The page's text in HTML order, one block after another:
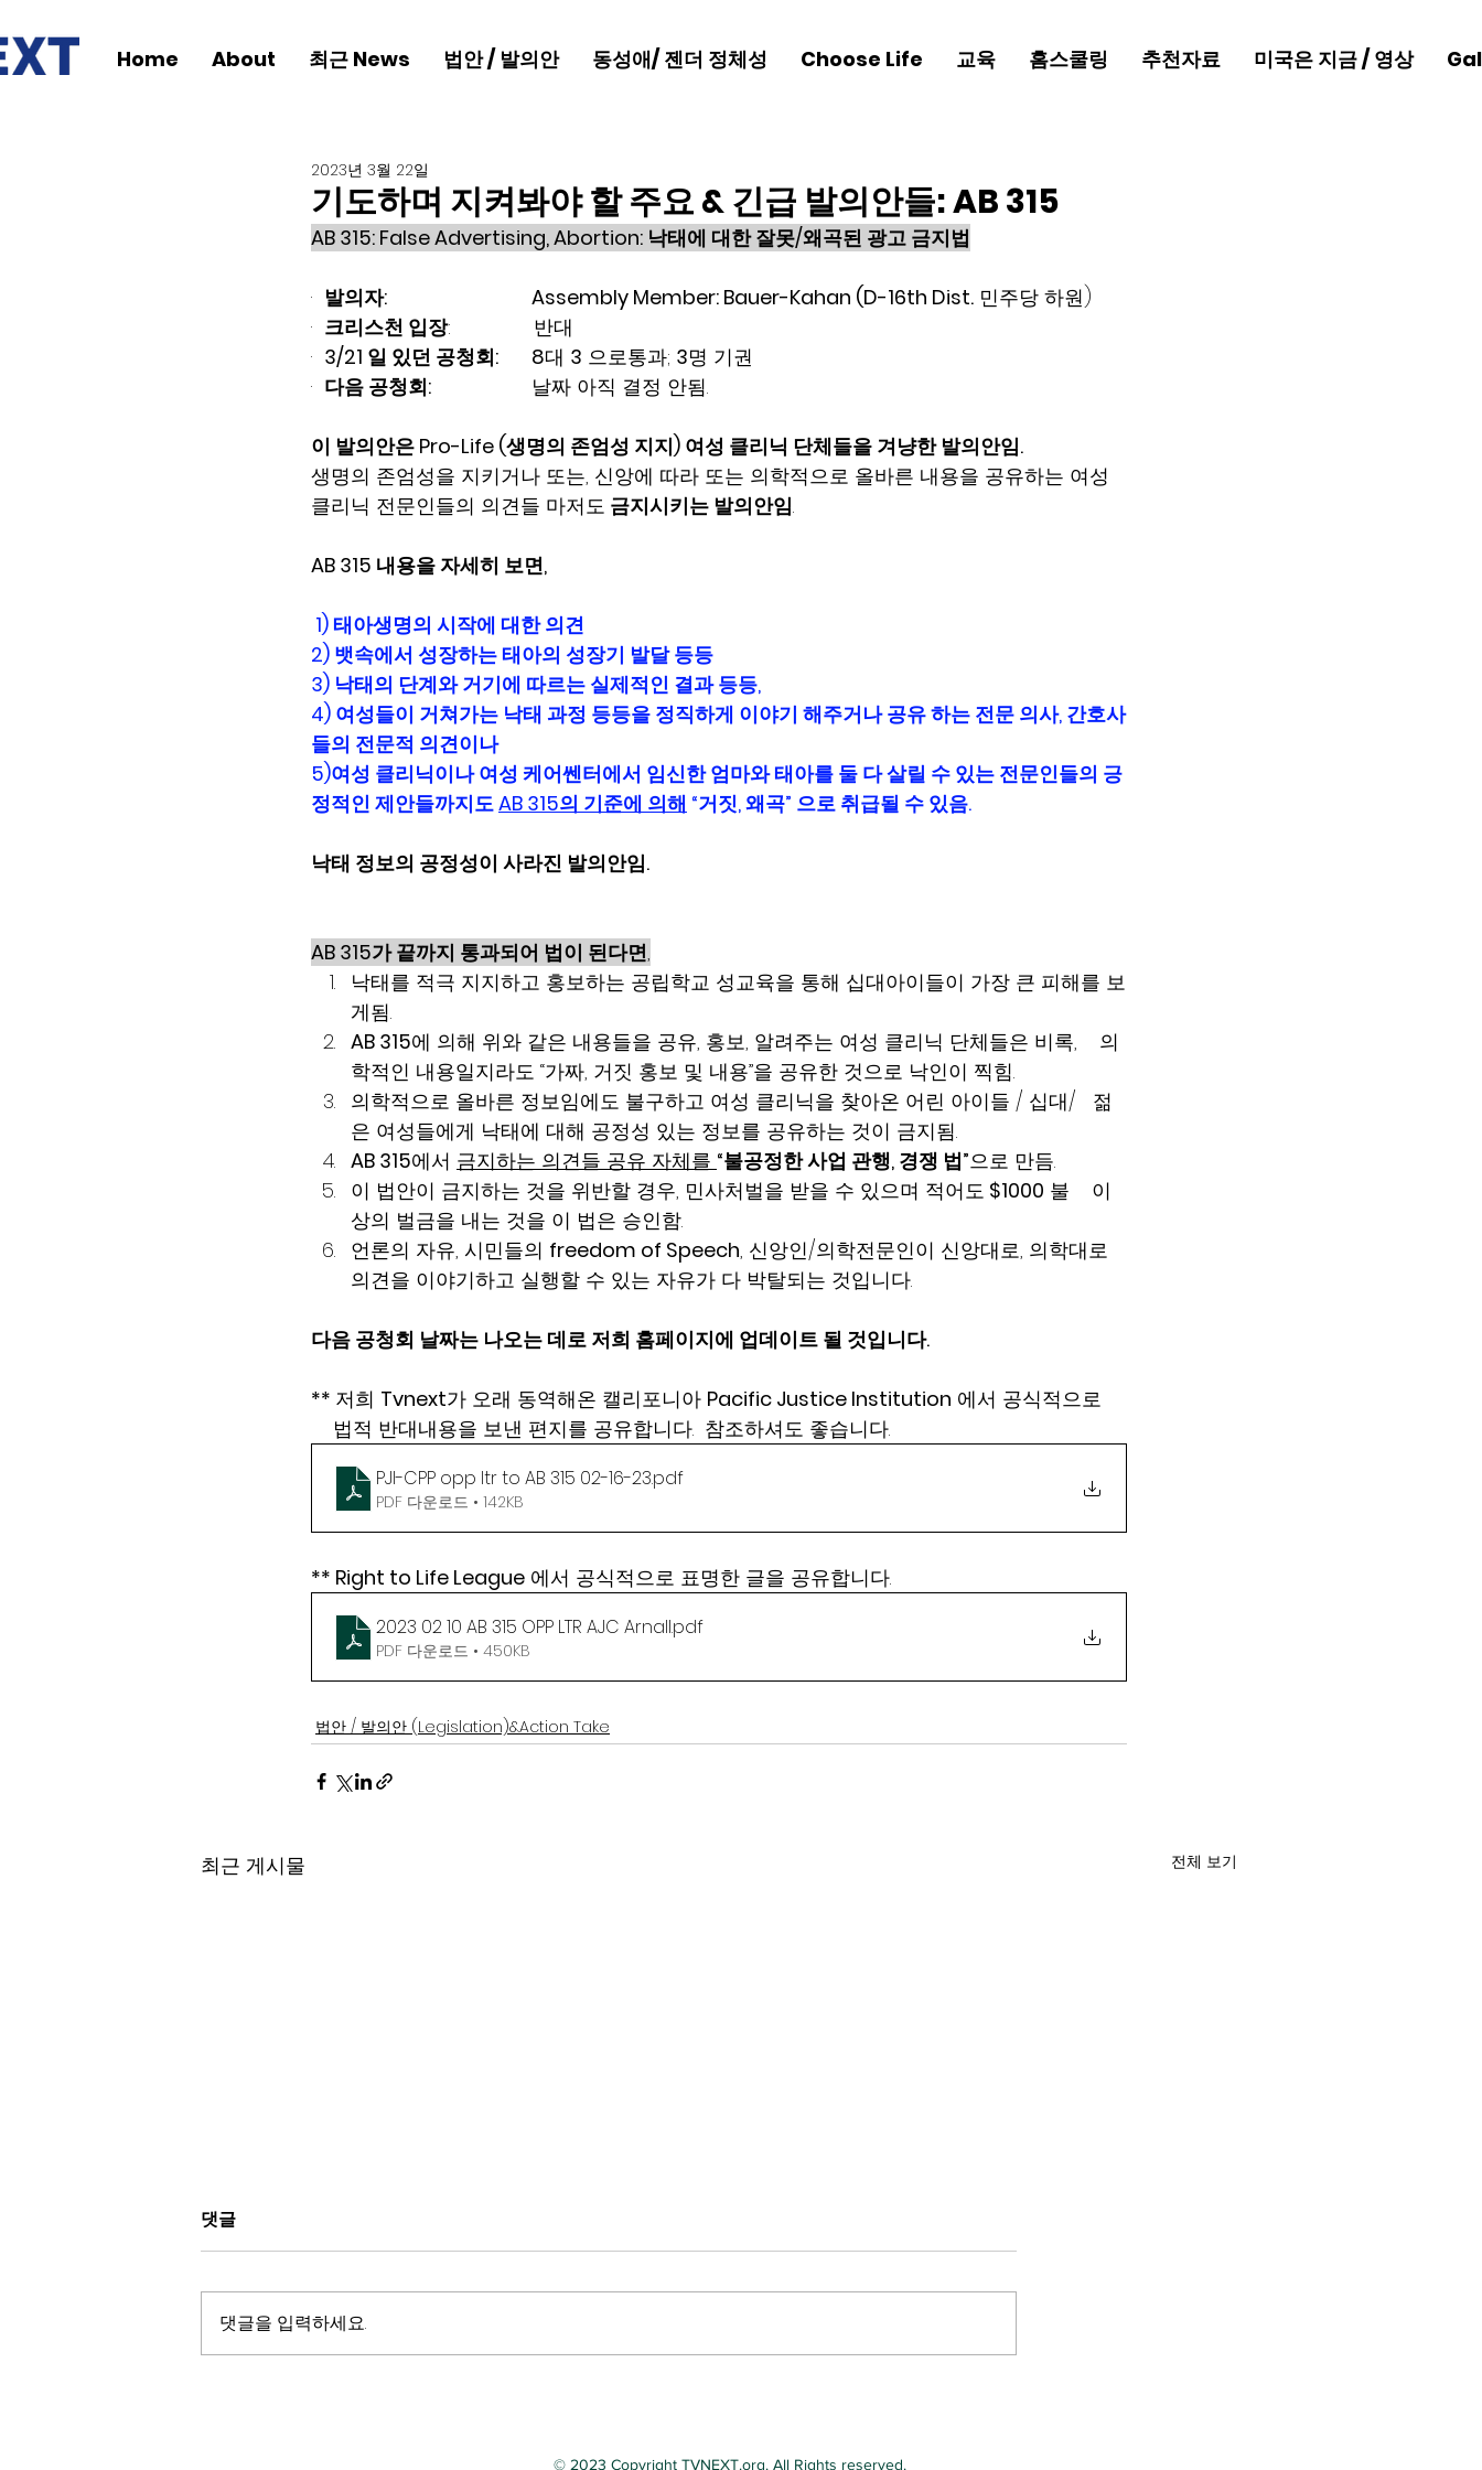
Home About 최근 News 법안 / 발의안 동성애/ 젠더 정체성 Choose Life 교육 홈스쿨링 추천자료 미국은 지금 / 영상
기도하며 지켜봐야 할 주요 & 긴급 발의안들: AB 315
2023년 3월 22일
AB 315: False Advertising, Abortion: 낙태에 대한 잘못/왜곡된 광고 금지법
· 발의자: Assembly Member: Bauer-Kahan (D-16th Dist. 민주당 하원)
· 크리스천 입장:               반대
· 3/21 일 있던 공청회: 8대 3 으로통과; 3명 기권
· 다음 공청회:
  		날짜 아직 결정 안됨.
이 발의안은 Pro-Life (생명의 존엄성 지지) 여성 클리닉 단체들을 겨냥한 발의안임.
생명의 존엄성을 지키거나 또는, 신앙에 따라 또는 의학적으로 올바른 내용을 공유하는 여성
클리닉 전문인들의 의견들 마저도 금지시키는 발의안임.
AB 315 내용을 자세히 보면,
1) 태아생명의 시작에 대한 의견
2) 뱃속에서 성장하는 태아의 성장기 발달 등등
3) 낙태의 단계와 거기에 따르는 실제적인 결과 등등,
4) 여성들이 거쳐가는 낙태 과정 등등을 정직하게 이야기 해주거나 공유 하는 전문 의사, 간호사
들의 전문적 의견이나
5)여성 클리닉이나 여성 케어쎈터에서 임신한 엄마와 태아를 둘 다 살릴 수 있는 전문인들의 긍
정적인 제안들까지도 AB 315의 기준에 의해 “거짓, 왜곡” 으로 취급될 수 있음.
낙태 정보의 공정성이 사라진 발의안임.
AB 315가 끝까지 통과되어 법이 된다면,
낙태를 적극 지지하고 홍보하는 공립학교 성교육을 통해 십대아이들이 가장 큰 피해를 보
게됨.
AB 315에 의해 위와 같은 내용들을 공유, 홍보, 알려주는 여성 클리닉 단체들은 비록,    의
학적인 내용일지라도 “가짜, 거짓 홍보 및 내용”을 공유한 것으로 낙인이 찍힘.
의학적으로 올바른 정보임에도 불구하고 여성 클리닉을 찾아온 어린 아이들 / 십대/   젊
은 여성들에게 낙태에 대해 공정성 있는 정보를 공유하는 것이 금지됨.
AB 315에서 금지하는 의견들 공유 자체를 “불공정한 사업 관행, 경쟁 법”으로 만듬.
이 법안이 금지하는 것을 위반할 경우, 민사처벌을 받을 수 있으며 적어도 $1000 불    이
상의 벌금을 내는 것을 이 법은 승인함.
언론의 자유, 시민들의 freedom of Speech, 신앙인/의학전문인이 신앙대로, 의학대로
의견을 이야기하고 실행할 수 있는 자유가 다 박탈되는 것입니다.
다음 공청회 날짜는 나오는 데로 저희 홈페이지에 업데이트 될 것입니다.
** 저희 Tvnext가 오래 동역해온 캘리포니아 Pacific Justice Institution 에서 공식적으로
    법적 반대내용을 보낸 편지를 공유합니다.  참조하셔도 좋습니다.
PJI-CPP opp ltr to AB 315 02-16-23.pdf
PDF 다운로드 • 142KB
** Right to Life League 에서 공식적으로 표명한 글을 공유합니다.
2023 02 10 AB 315 OPP LTR AJC Arnall.pdf
PDF 다운로드 • 450KB
법안 / 발의안 (Legislation)&Action Take
최근 게시물 전체 보기
댓글
댓글을 입력하세요.
© 2023 Copyright TVNEXT.org. All Rights reserved.